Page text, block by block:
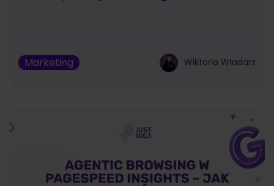
Marketing Wiktoria Władarz